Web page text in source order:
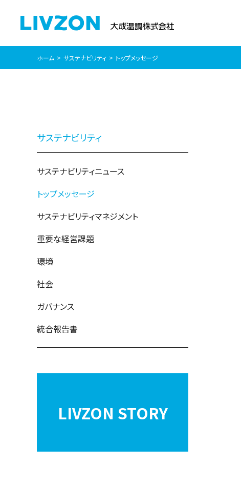
ホーム サステナビリティ トップメッセージ
サステナビリティ
サステナビリティニュース
トップメッセージ
サステナビリティマネジメント
重要な経営課題
環境
社会
ガバナンス
統合報告書
LIVZON STORY